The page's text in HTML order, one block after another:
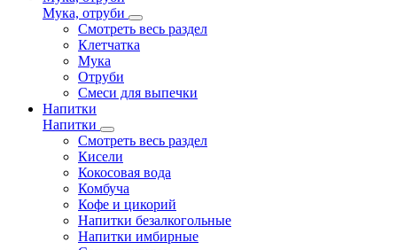
Мука, отруби
Смотреть весь раздел
Клетчатка
Мука
Отруби
Смеси для выпечки
Напитки
Напитки
Смотреть весь раздел
Кисели
Кокосовая вода
Комбуча
Кофе и цикорий
Напитки безалкогольные
Напитки имбирные